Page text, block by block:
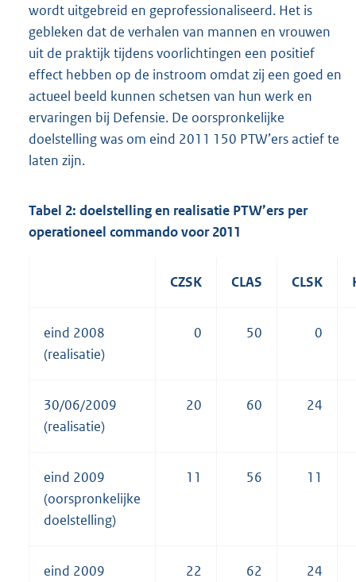
wordt uitgebreid en geprofessionaliseerd. Het is
gebleken dat de verhalen van mannen en vrouwen
uit de praktijk tijdens voorlichtingen een positief
effect hebben op de instroom omdat zij een goed en
actueel beeld kunnen schetsen van hun werk en
ervaringen bij Defensie. De oorspronkelijke
doelstelling was om eind 2011 150 PTW’ers actief te
laten zijn.
Tabel 2: doelstelling en realisatie PTW’ers per
operationeel commando voor 2011
CZSK CLAS CLSK
eind 2008
(realisatie)
0 50 0
30/06/2009
(realisatie)
20 60 24
eind 2009
(oorspronkelijke
doelstelling)
11 56 11
eind 2009
22 62 24